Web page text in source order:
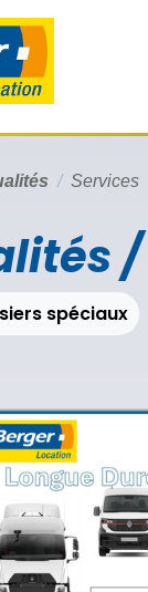
Services
spéciaux